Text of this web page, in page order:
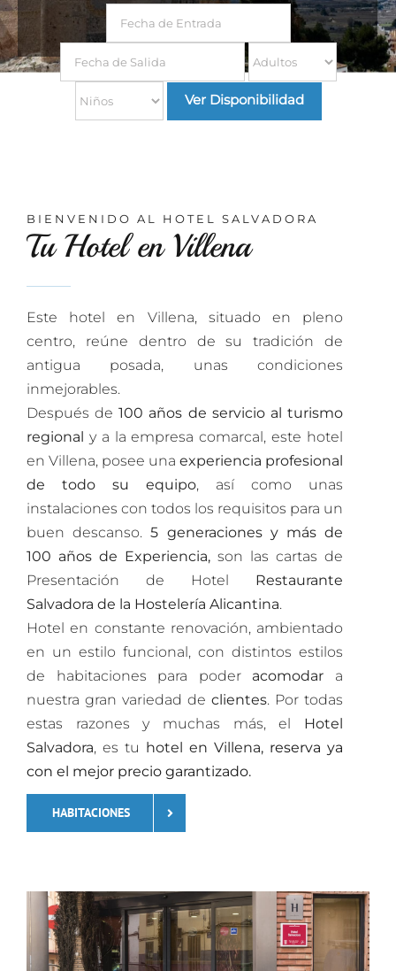
RESERVAR
BIENVENIDO AL HOTEL SALVADORA
Tu Hotel en Villena
Este hotel en Villena, situado en pleno
centro, reúne dentro de su tradición de
antigua posada, unas condiciones
inmejorables.
Después de 100 años de servicio al turismo
regional y a la empresa comarcal, este hotel
en Villena, posee una experiencia profesional
de todo su equipo, así como unas
instalaciones con todos los requisitos para un
buen descanso.5 generaciones y más de
100 años de Experiencia, son las cartas de
Presentación de Hotel Restaurante
Salvadora de la Hostelería Alicantina.
Hotel en constante renovación, ambientado
en un estilo funcional, con distintos estilos
de habitaciones para poder acomodar a
nuestra gran variedad de clientes. Por todas
estas razones y muchas más, el Hotel
Salvadora, es tu hotel en Villena, reserva ya
con el mejor precio garantizado.
HABITACIONES